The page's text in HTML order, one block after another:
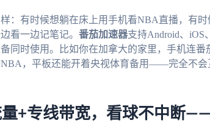
：有时候想躺在床上用手机看NBA直播，有
看一边记笔记。 番茄加速器支持Android、iOS
同时使用。比如你在加拿大的家里，手机连
，平板还能开着央视体育备用——完全不会
+专线带宽，看球不中断